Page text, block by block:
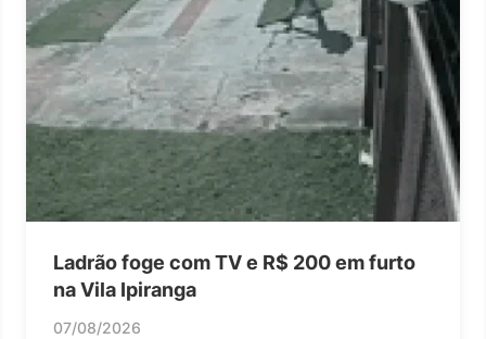
Ladrão foge com TV e R$ 200 em furto
na Vila Ipiranga
07/08/2026